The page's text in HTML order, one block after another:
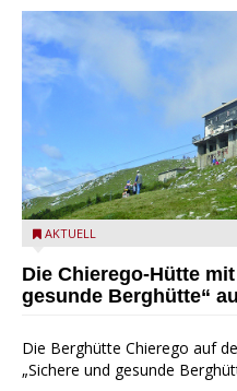
Monte Baldo, Berghutte
AKTUELL
Die Chierego-Hütte
gesunde Berghütte“
Die Berghütte Chierego auf
„Sichere und gesunde